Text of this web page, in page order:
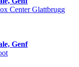
Center Glattbrugg
Genf